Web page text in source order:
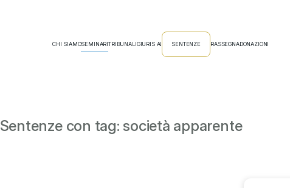
CHI SIAMOSEMINARITRIBUNALIGIURIS AI SENTENZE RASSEGNADONAZIONI
Sentenze con tag: società apparente